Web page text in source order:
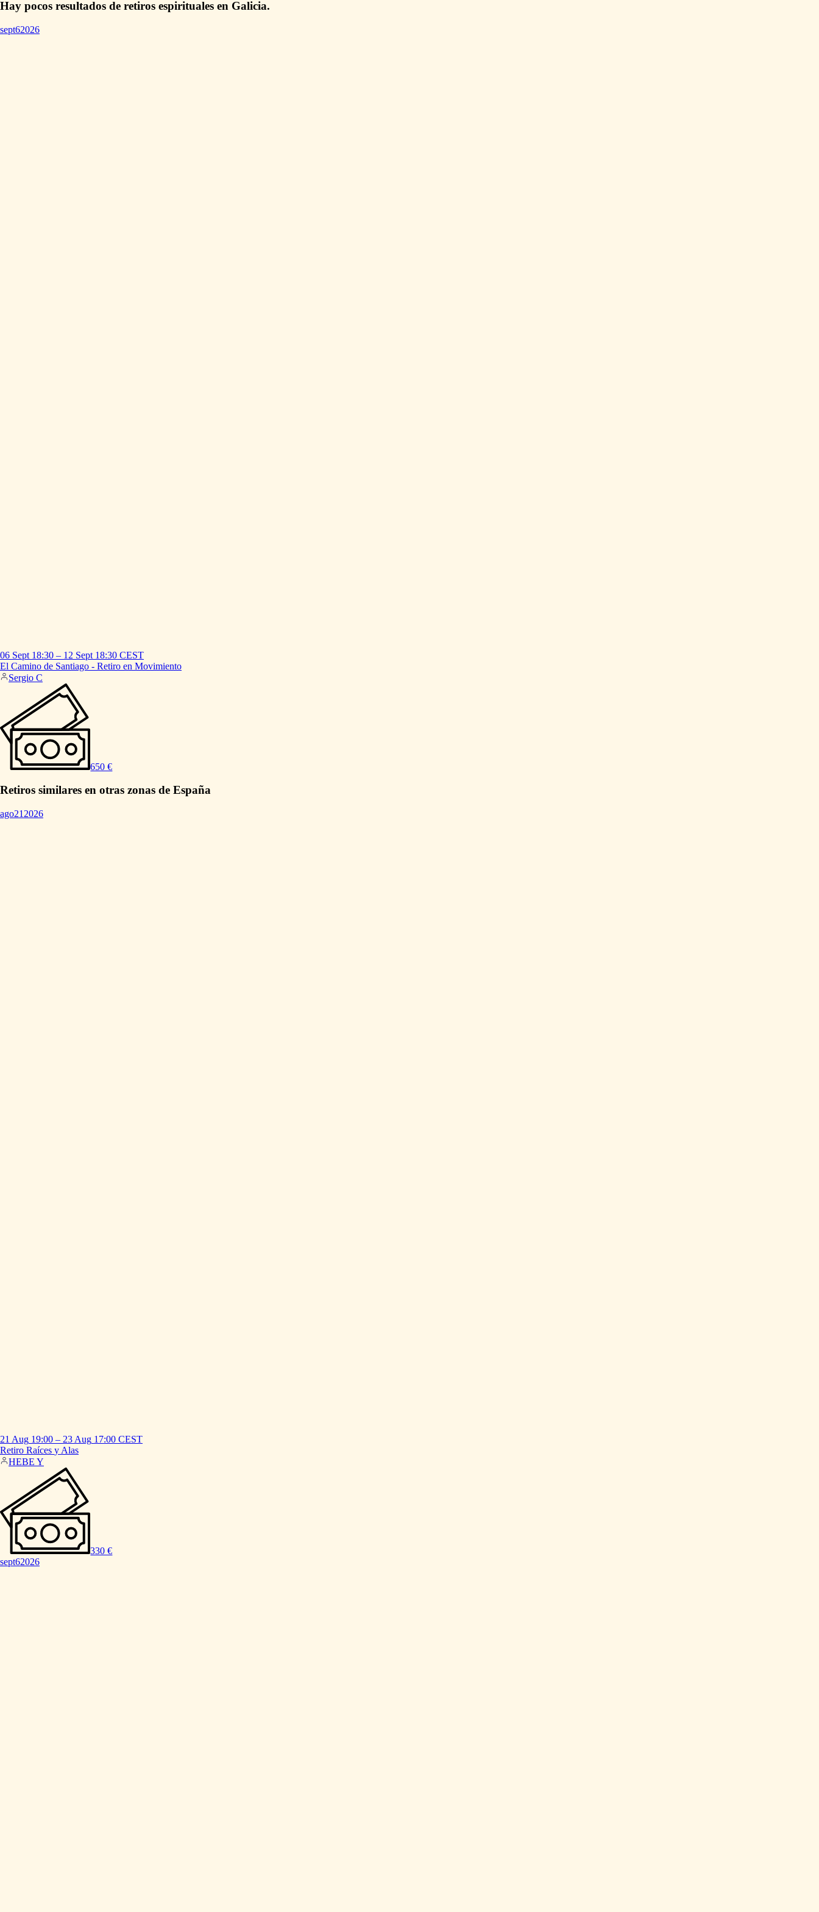
Hay pocos resultados de retiros espirituales en Galicia.
sept62026
06 Sept 18:30 – 12 Sept 18:30 CEST
El Camino de Santiago - Retiro en Movimiento
Sergio C
650 €
Retiros similares en otras zonas de España
ago21 2026
21 Aug 19:00 – 23 Aug 17:00 CEST
Retiro Raíces y Alas
HEBE Y
330 €
sept62026